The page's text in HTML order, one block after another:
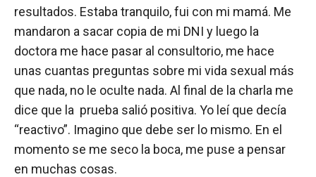
resultados. Estaba tranquilo, fui con mi mamá. Me
mandaron a sacar copia de mi DNI y luego la
doctora me hace pasar al consultorio, me hace
unas cuantas preguntas sobre mi vida sexual más
que nada, no le oculte nada. Al final de la charla me
dice que la prueba salió positiva. Yo leí que decía
“reactivo”. Imagino que debe ser lo mismo. En el
momento se me seco la boca, me puse a pensar
en muchas cosas.